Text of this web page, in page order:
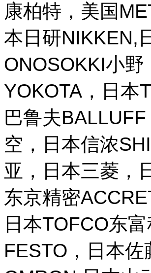
康柏特，美国
本日研NIKKEN,
ONOSOKKI小
YOKOTA，日本
巴鲁夫
空，日本信浓
亚，日本三菱，
东京精密
日本TOFCO东
FESTO，日本